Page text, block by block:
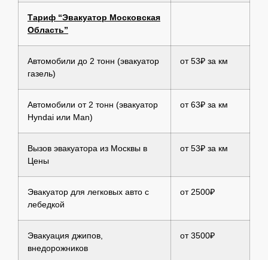
Тариф “Эвакуатор Московская
Область”
Автомобили до 2 тонн (эвакуатор
газель)
от 53₽ за км
Автомобили от 2 тонн (эвакуатор
Hyndai или Man)
от 63₽ за км
Вызов эвакуатора из Москвы в
Цены
от 53₽ за км
Эвакуатор для легковых авто с
лебедкой
от 2500₽
Эвакуация джипов,
внедорожников
от 3500₽